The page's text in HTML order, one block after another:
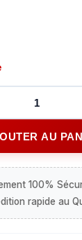
AU